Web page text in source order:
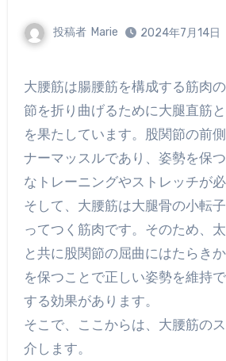
投稿者 Marie 2024年7月14日
大腰筋は腸腰筋を構成する筋肉のひとつで、股関
節を折り曲げるために大腿直筋
を果たしています。股関節の前
ナーマッスルであり、姿勢を保
なトレーニングやストレッチが必
そして、大腰筋は大腿骨の小転
ってつく筋肉です。そのため、
と共に股関節の屈曲にはたらき
を保つことで正しい姿勢を維持
する効果があります。
そこで、ここからは、大腰筋の
介します。